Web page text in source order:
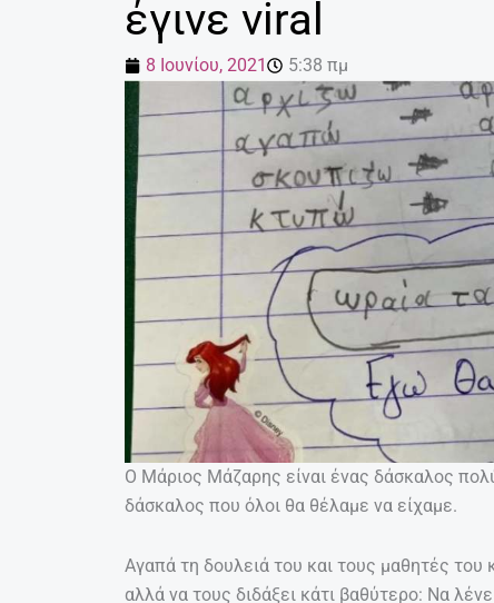
έγινε viral
8 Ιουνίου, 2021 5:38 πμ
Ο Μάριος Μάζαρης είναι ένας δάσκαλος
δάσκαλος που όλοι θα θέλαμε να είχαμε.
Αγαπά τη δουλειά του και τους μαθητές
αλλά να τους διδάξει κάτι βαθύτερο: Να